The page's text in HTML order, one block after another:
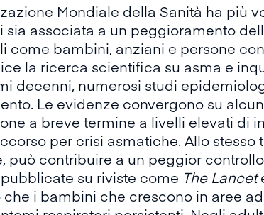
Mondiale della Sanità ha più
sia associata a un peggioramento
come bambini, anziani e persone
la ricerca scientifica su asma e
decenni, numerosi studi
Le evidenze convergono su
a breve termine a livelli elevati di
per crisi asmatiche. Allo stesso
può contribuire a un peggior
su riviste come The Lancet
che i bambini che crescono in aree